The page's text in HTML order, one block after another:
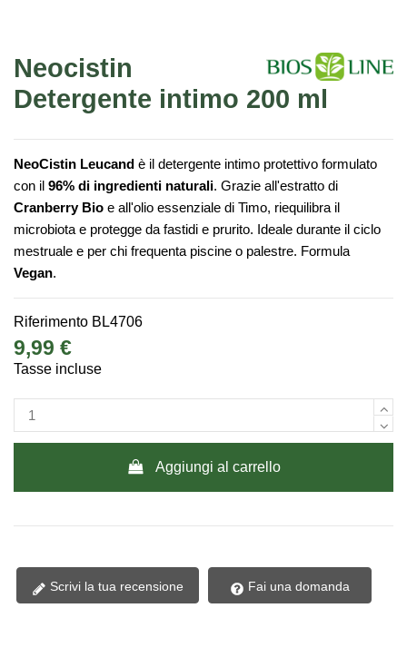
Neocistin
Detergente intimo 200 ml
NeoCistin Leucand è il detergente intimo protettivo formulato
con il 96% di ingredienti naturali. Grazie all'estratto di
Cranberry Bio e all'olio essenziale di Timo, riequilibra il
microbiota e protegge da fastidi e prurito. Ideale durante il ciclo
mestruale e per chi frequenta piscine o palestre. Formula
Vegan.
Riferimento BL4706
9,99 €
Tasse incluse
Aggiungi al carrello
Scrivi la tua recensione Fai una domanda